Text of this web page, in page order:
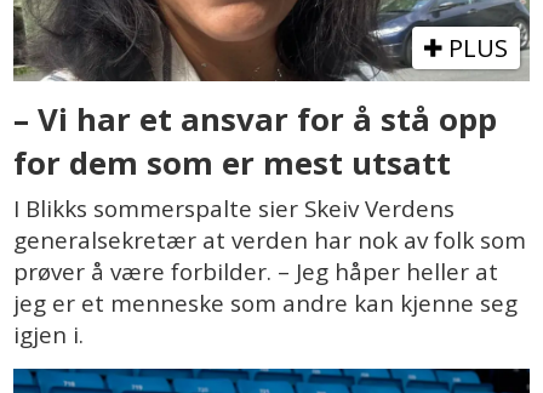
PLUS
– Vi har et ansvar for å stå opp
for dem som er mest utsatt
I Blikks sommerspalte sier Skeiv Verdens
generalsekretær at verden har nok av folk som
prøver å være forbilder. – Jeg håper heller at
jeg er et menneske som andre kan kjenne seg
igjen i.